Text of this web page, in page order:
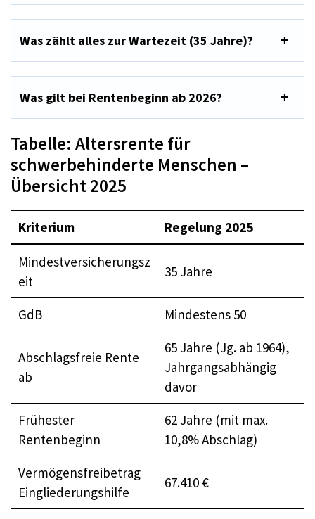
Was zählt alles zur Wartezeit (35 Jahre)?
Was gilt bei Rentenbeginn ab 2026?
Tabelle: Altersrente für
schwerbehinderte Menschen –
Übersicht 2025
Kriterium Regelung 2025
Mindestversicherungsz
eit
35 Jahre
GdB Mindestens 50
Abschlagsfreie Rente
ab
65 Jahre (Jg. ab 1964),
Jahrgangsabhängig
davor
Frühester
Rentenbeginn
62 Jahre (mit max.
10,8% Abschlag)
Vermögensfreibetrag
Eingliederungshilfe
67.410 €